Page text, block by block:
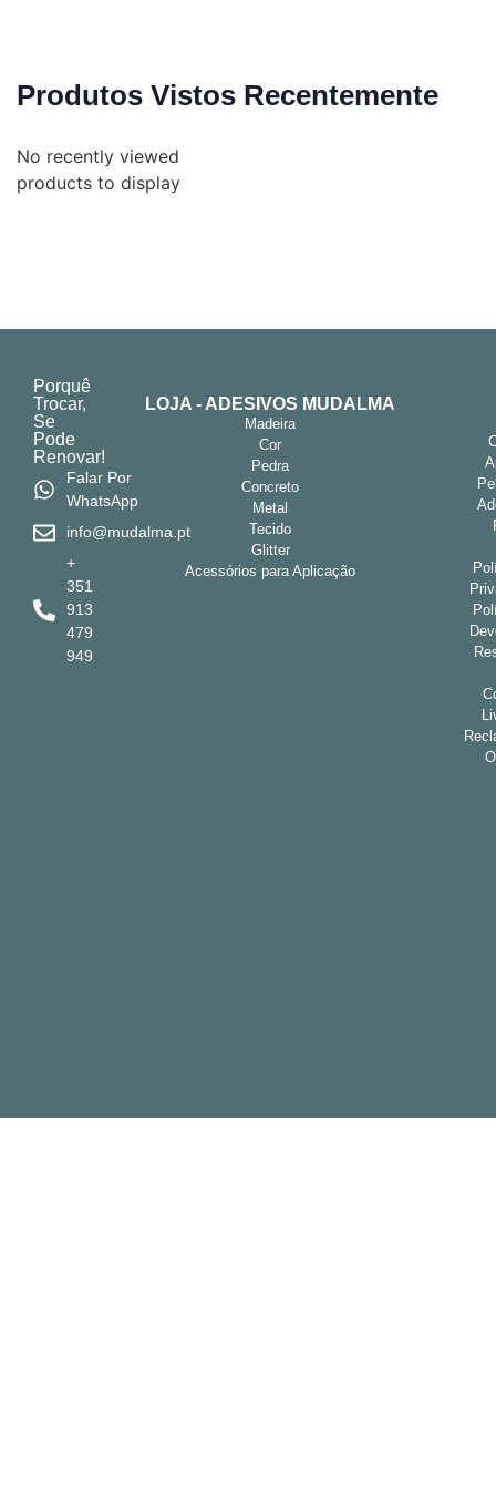
Produtos Vistos Recentemente
No recently viewed
products to display
Porquê
Trocar,
Se
Pode
Renovar!
Falar Por
WhatsApp
info@mudalma.pt
+
351
913
479
949
LOJA - ADESIVOS MUDALMA
Madeira
Cor
Pedra
Concreto
Metal
Tecido
Glitter
Acessórios para Aplicação